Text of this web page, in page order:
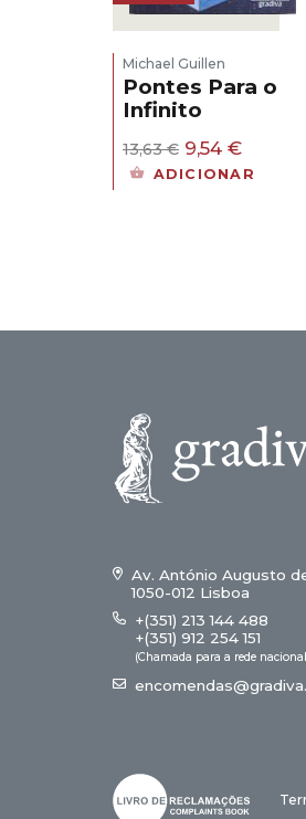
Michael Guillen
Pontes Para o
Infinito
13,63€ O
preço
9,54 €O
preço
ADICIONAR
Av. António Augusto
1050-012 Lisboa
+(351) 213 144 488
+(351) 912 254 151
(Chamada para a rede